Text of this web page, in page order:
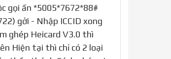
gọi ấn *5005*7672*88#
gởi - Nhập ICCID xong
ghép Heicard V3.0 thì
Hiện tại thì chỉ có 2 loại